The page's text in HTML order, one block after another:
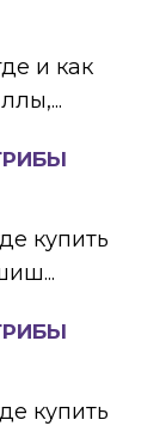
и как
купить
купить